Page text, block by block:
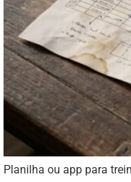
Planilha ou app para